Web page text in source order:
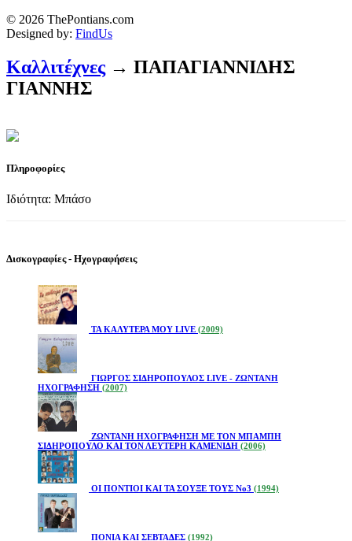
© 2026 ThePontians.com
Designed by: FindUs
Καλλιτέχνες → ΠΑΠΑΓΙΑΝΝΙΔΗΣ
ΓΙΑΝΝΗΣ
Πληροφορίες
Ιδιότητα: Μπάσο
Δισκογραφίες - Ηχογραφήσεις
ΤΑ ΚΑΛΥΤΕΡΑ ΜΟΥ LIVE (2009)
ΓΙΩΡΓΟΣ ΣΙΔΗΡΟΠΟΥΛΟΣ LIVE - ΖΩΝΤΑΝΗ
ΗΧΟΓΡΑΦΗΣΗ (2007)
ΖΩΝΤΑΝΗ ΗΧΟΓΡΑΦΗΣΗ ΜΕ ΤΟΝ ΜΠΑΜΠΗ
ΣΙΔΗΡΟΠΟΥΛΟ ΚΑΙ ΤΟΝ ΛΕΥΤΕΡΗ ΚΑΜΕΝΙΔΗ (2006)
ΟΙ ΠΟΝΤΙΟΙ ΚΑΙ ΤΑ ΣΟΥΞΕ ΤΟΥΣ Νο3 (1994)
ΠΟΝΙΑ ΚΑΙ ΣΕΒΤΑΔΕΣ (1992)